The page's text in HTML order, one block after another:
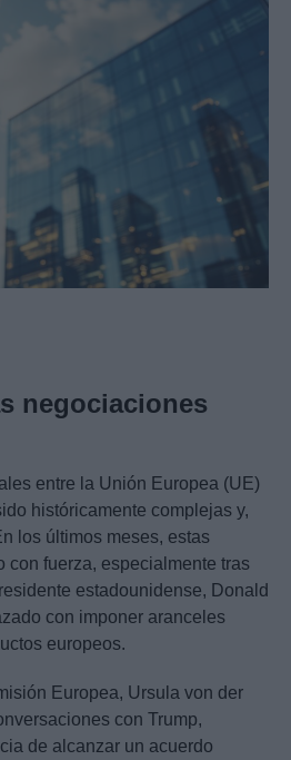
negociaciones
entre la Unión Europea (UE)
históricamente complejas y,
los últimos meses, estas
con fuerza, especialmente tras
estadounidense, Donald
con imponer aranceles
europeos.
Europea, Ursula von der
con Trump,
de alcanzar un acuerdo